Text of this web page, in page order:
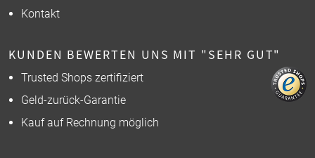
Kontakt
KUNDEN BEWERTEN UNS MIT "SEHR GUT"
Trusted Shops zertifiziert
Geld-zurück-Garantie
Kauf auf Rechnung möglich